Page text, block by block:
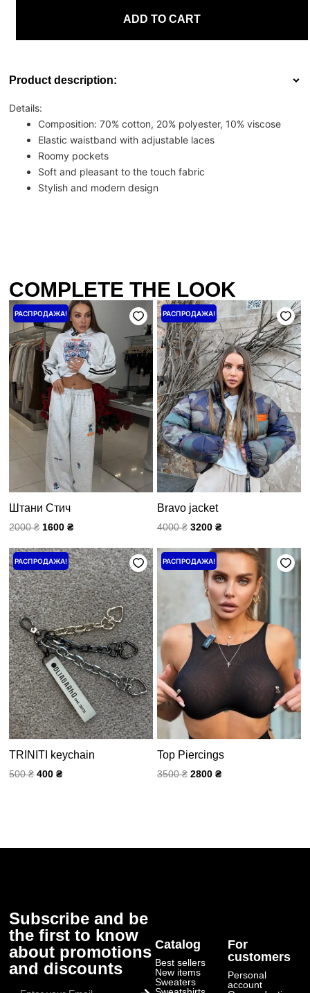
ADD TO CART
Product description:
Details:
Composition: 70% cotton, 20% polyester, 10% viscose
Elastic waistband with adjustable laces
Roomy pockets
Soft and pleasant to the touch fabric
Stylish and modern design
COMPLETE THE LOOK
РАСПРОДАЖА!
Штани Стич
2000₴
Первоначальная
цена
составляла
2000 ₴.
1600₴
Текущая
цена:
1600 ₴.
РАСПРОДАЖА!
Bravo jacket
4000₴
Первоначальная
цена
составляла
4000 ₴.
3200 ₴
Текущая
цена:
3200 ₴.
РАСПРОДАЖА!
TRINITI keychain
500₴
Первоначальная
цена
составляла
500 ₴.
400₴
Текущая
цена:
400 ₴.
РАСПРОДАЖА!
Top Piercings
3500₴
Первоначальная
цена
составляла
3500 ₴.
2800 ₴
Текущая
цена:
2800 ₴.
Subscribe and be
the first to know
about promotions
and discounts
Send
Catalog
Best sellers
New items
Sweaters
For
customers
Personal
account